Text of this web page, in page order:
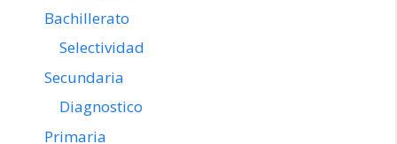
Bachillerato
Selectividad
Secundaria
Diagnostico
Primaria